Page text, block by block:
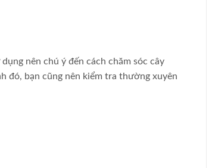
nên chú ý đến cách chăm sóc cây
đó, bạn cũng nên kiểm tra thường xuyên